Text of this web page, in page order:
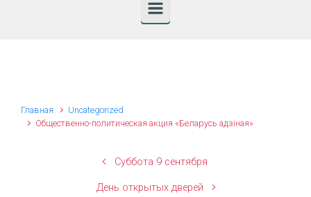
Главная
Uncategorized
Общественно-политическая акция «Беларусь адзіная»
Суббота 9 сентября
День открытых дверей